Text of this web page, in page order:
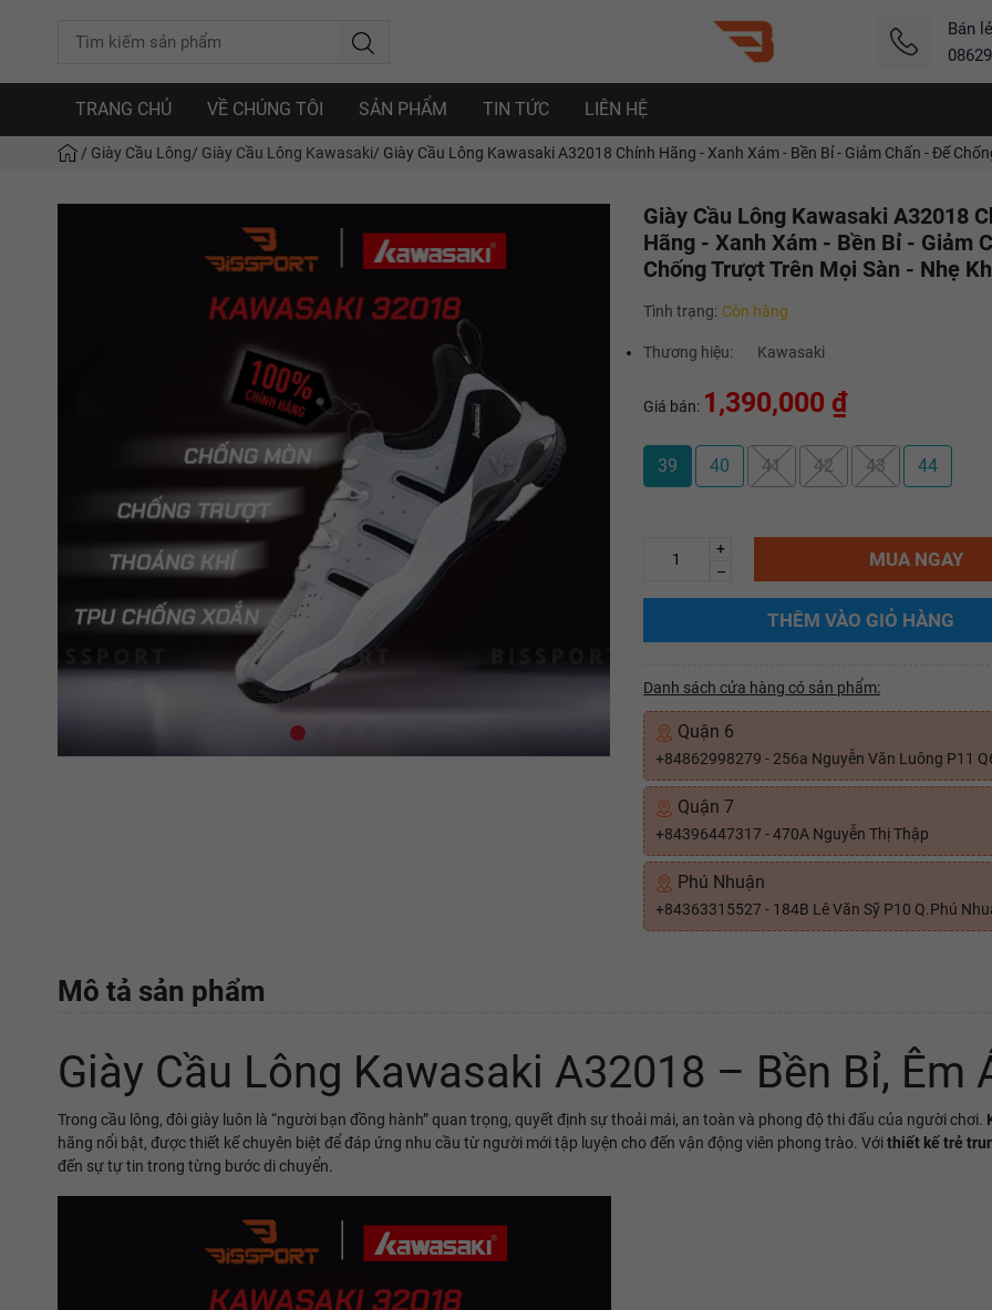
Bán
TRANG CHỦ VỀ CHÚNG TÔI SẢN PHẨM TIN TỨC LIÊN HỆ
/ Giày Cầu Lông/ Giày Cầu Lông Kawasaki/ Giày Cầu Lông Kawasaki A32018 Chính Hãng - Xanh Xám - Bền Bỉ - Giảm Chấn - Đế
Giày Cầu Lông Kawasaki A32018
Hãng - Xanh Xám - Bền Bỉ - Giảm
Chống Trượt Trên Mọi Sàn - Nhẹ
Tình trạng: Còn hàng
Thương hiệu: Kawasaki
Giá bán: 1,390,000 ₫
39 40 41 42 43 44
+
–
MUA NGAY
THÊM VÀO GIỎ HÀNG
Danh sách cửa hàng có sản phẩm:
Quận 6
+84862998279 - 256a Nguyễn Văn Luông P11
Quận 7
+84396447317 - 470A Nguyễn Thị Thập
Phú Nhuận
+84363315527 - 184B Lê Văn Sỹ P10 Q.Phú
Mô tả sản phẩm
Giày Cầu Lông Kawasaki A32018 – Bền Bỉ, Êm
Trong cầu lông, đôi giày luôn là “người bạn đồng hành” quan trọng, quyết định sự thoải mái, an toàn và phong độ thi đấu của người chơi.
hãng nổi bật, được thiết kế chuyên biệt để đáp ứng nhu cầu từ người mới tập luyện cho đến vận động viên phong trào. Vớithiết kế trẻ
đến sự tự tin trong từng bước di chuyển.